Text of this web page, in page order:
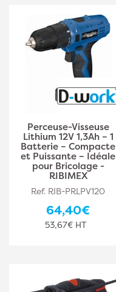
Perceuse-Visseuse
Lithium 12V 1,3Ah – 1
Batterie – Compacte
et Puissante – Idéale
pour Bricolage -
RIBIMEX
Ref. RIB-PRLPV120
64,40€
53,67€ HT